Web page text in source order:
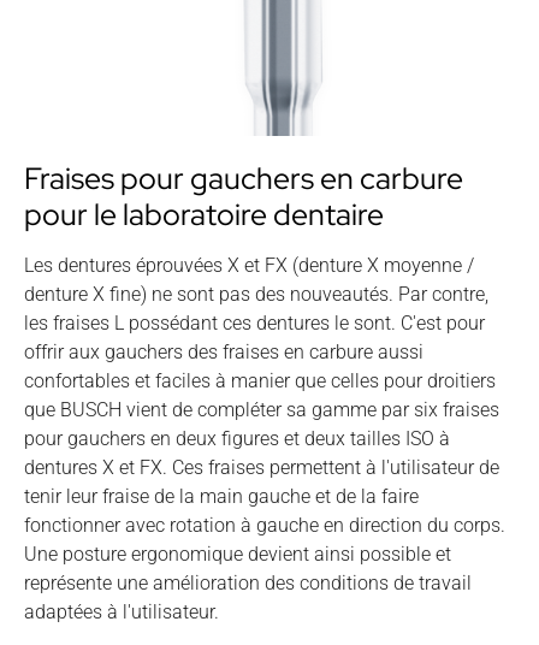
Fraises pour gauchers en carbure
pour le laboratoire dentaire
Les dentures éprouvées X et FX (denture X moyenne /
denture X fine) ne sont pas des nouveautés. Par contre,
les fraises L possédant ces dentures le sont. C'est pour
offrir aux gauchers des fraises en carbure aussi
confortables et faciles à manier que celles pour droitiers
que BUSCH vient de compléter sa gamme par six fraises
pour gauchers en deux figures et deux tailles ISO à
dentures X et FX. Ces fraises permettent à l'utilisateur de
tenir leur fraise de la main gauche et de la faire
fonctionner avec rotation à gauche en direction du corps.
Une posture ergonomique devient ainsi possible et
représente une amélioration des conditions de travail
adaptées à l'utilisateur.